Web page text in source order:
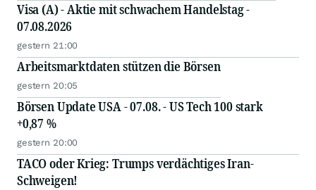
Visa (A) - Aktie mit schwachem Handelstag -
07.08.2026
gestern 21:00
Arbeitsmarktdaten stützen die Börsen
gestern 20:05
Börsen Update USA - 07.08. - US Tech 100 stark
+0,87 %
gestern 20:00
TACO oder Krieg: Trumps verdächtiges Iran-
Schweigen!